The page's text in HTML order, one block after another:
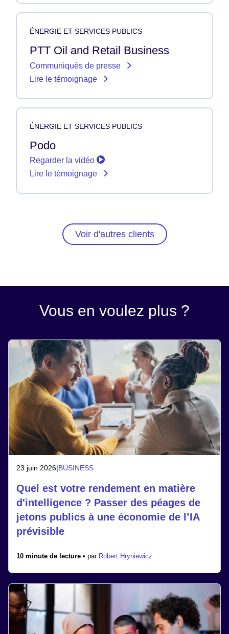
ÉNERGIE ET SERVICES PUBLICS
PTT Oil and Retail Business
Communiqués de presse
Lire le témoignage
ÉNERGIE ET SERVICES PUBLICS
Podo
Regarder la vidéo
Lire le témoignage
Voir d'autres clients
Vous en voulez plus ?
23 juin 2026|BUSINESS
Quel est votre rendement en matière
d'intelligence ? Passer des péages de
jetons publics à une économie de l’IA
prévisible
10 minute de lecture • par Robert Hryniewicz